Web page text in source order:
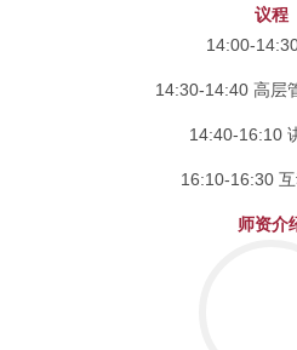
议程
14:00-
14:30-14:40 高层
14:40-16:10
16:10-16:30
师资介